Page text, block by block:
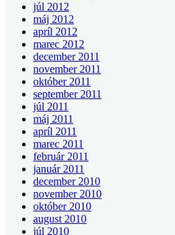
júl 2012
máj 2012
apríl 2012
marec 2012
december 2011
november 2011
október 2011
september 2011
júl 2011
máj 2011
apríl 2011
marec 2011
február 2011
január 2011
december 2010
november 2010
október 2010
august 2010
júl 2010